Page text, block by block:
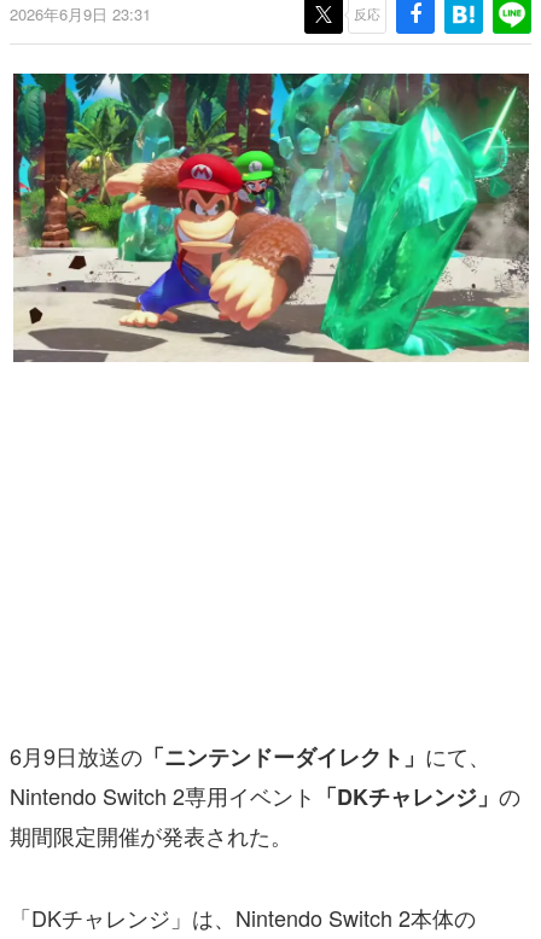
なんでゲームは面白い？
具体的な形から解き明かしていく、硬派で骨太な評論連載
です。
ゲームが変えた日本語
「経験値」「裏技」「ラスボス」… ゲームにまつわる言葉
の起源や用法の変遷を、コンピューター文化史研究家・タ
イニーP氏が徹底調査。
カテゴリ
特集記事
マンガ
2026年6月9日 23:31 反応
6月9日放送の 「ニンテンドーダイレクト」 にて、
Nintendo Switch 2専用イベント 「DKチャレンジ」 の
期間限定開催が発表された。
「DKチャレンジ」は、Nintendo Switch 2本体の